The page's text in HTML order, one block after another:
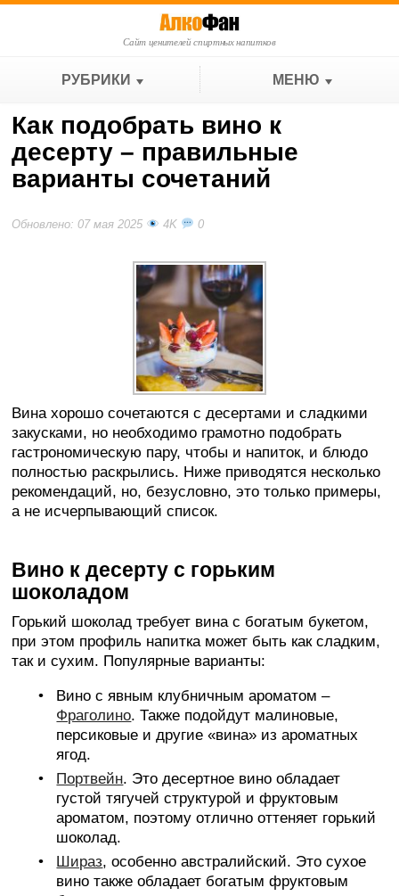
Сайт ценителей спиртных напитков
РУБРИКИ МЕНЮ
Как подобрать вино к
десерту – правильные
варианты сочетаний
Обновлено: 07 мая 2025 4K 0
Вина хорошо сочетаются с десертами и сладкими
закусками, но необходимо грамотно подобрать
гастрономическую пару, чтобы и напиток, и блюдо
полностью раскрылись. Ниже приводятся несколько
рекомендаций, но, безусловно, это только примеры,
а не исчерпывающий список.
Вино к десерту с горьким
шоколадом
Горький шоколад требует вина с богатым букетом,
при этом профиль напитка может быть как сладким,
так и сухим. Популярные варианты:
Вино с явным клубничным ароматом –
Фраголино. Также подойдут малиновые,
персиковые и другие «вина» из ароматных
ягод.
Портвейн. Это десертное вино обладает
густой тягучей структурой и фруктовым
ароматом, поэтому отлично оттеняет горький
шоколад.
Шираз, особенно австралийский. Это сухое
вино также обладает богатым фруктовым